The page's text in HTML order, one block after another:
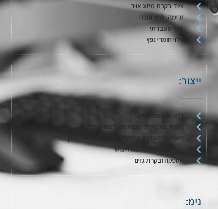
ציוד בקרת מיזוג אויר
זרימה, לחץ וגובה
ציוד מעבדתי
גילוי חומרי נפץ
ייצור:
גלאי גז סטנדרטים
גלאים ומכשירים מותאמים למפרט הלקוח
מערכות לאווירה מבוקרת / דגימת אריזות מזון
מערכות לשטיפה בגז וייבוש
אספקה ובקרת גזים
נימ: